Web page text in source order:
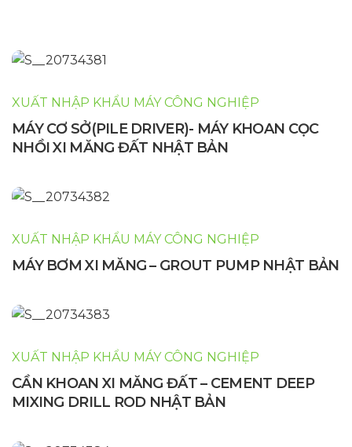
XUẤT NHẬP KHẨU MÁY CÔNG NGHIỆP
MÁY CƠ SỞ(PILE DRIVER)- MÁY KHOAN CỌC
NHỒI XI MĂNG ĐẤT NHẬT BẢN
XUẤT NHẬP KHẨU MÁY CÔNG NGHIỆP
MÁY BƠM XI MĂNG – GROUT PUMP NHẬT BẢN
XUẤT NHẬP KHẨU MÁY CÔNG NGHIỆP
CẦN KHOAN XI MĂNG ĐẤT – CEMENT DEEP
MIXING DRILL ROD NHẬT BẢN